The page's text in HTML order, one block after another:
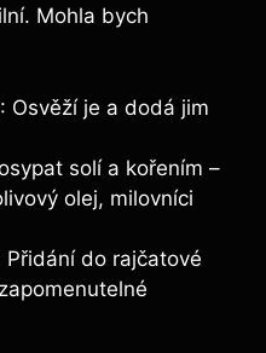
Mohla bych
: Osvěží je a dodá jim
solí a kořením –
olej, milovníci
Přidání do rajčatové